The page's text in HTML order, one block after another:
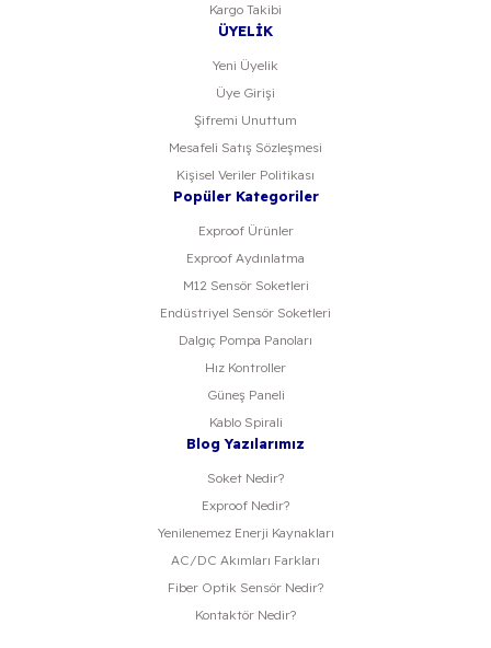
Kargo Takibi
ÜYELİK
Yeni Üyelik
Üye Girişi
Şifremi Unuttum
Mesafeli Satış Sözleşmesi
Kişisel Veriler Politikası
Popüler Kategoriler
Exproof Ürünler
Exproof Aydınlatma
M12 Sensör Soketleri
Endüstriyel Sensör Soketleri
Dalgıç Pompa Panoları
Hız Kontroller
Güneş Paneli
Kablo Spirali
Blog Yazılarımız
Soket Nedir?
Exproof Nedir?
Yenilenemez Enerji Kaynakları
AC/DC Akımları Farkları
Fiber Optik Sensör Nedir?
Kontaktör Nedir?